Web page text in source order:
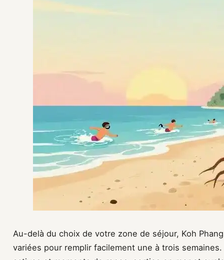
Au-delà du choix de votre zone de séjour, Koh
variées pour remplir facilement une à trois semaines.